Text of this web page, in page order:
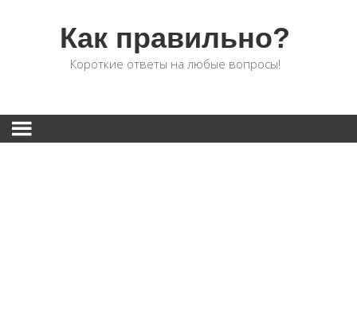
Как правильно?
Короткие ответы на любые вопросы!